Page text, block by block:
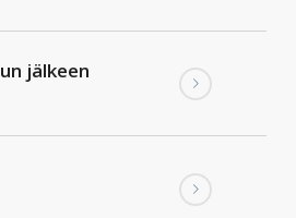
jälkeen